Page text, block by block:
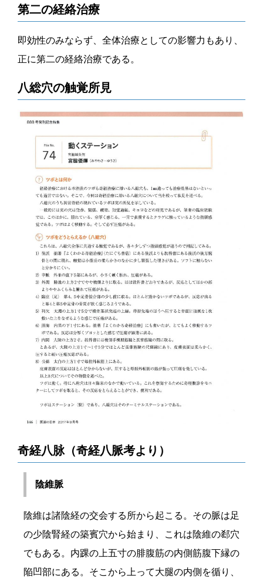
第二の経絡治療
即効性のみならず、全体治療としての影響力もあり、
正に第二の経絡治療である。
八総穴の触覚所見
奇経八脉（奇経八脈考より）
陰維脈
陰維は諸陰経の交会する所から起こる。その脈は足
の少陰腎経の築賓穴から始まり、これは陰維の郄穴
でもある。内踝の上五寸の腓腹筋の内側筋腹下縁の
陥凹部にある。そこから上って大腿の内側を循り、